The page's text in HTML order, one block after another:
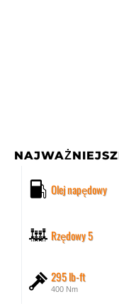
Olej napędowy
Rzędowy 5
295 lb-ft
400 Nm